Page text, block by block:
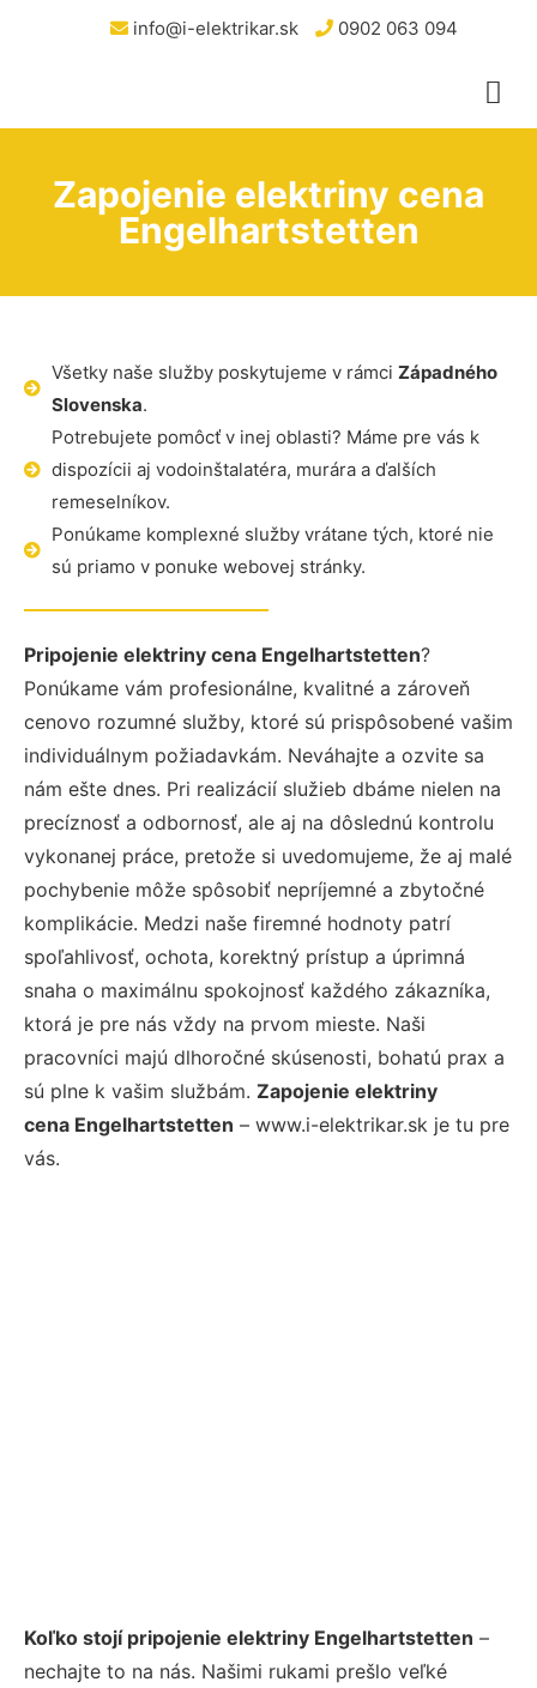
info@i-elektrikar.sk 0902 063 094
Zapojenie elektriny cena
Engelhartstetten
Všetky naše služby poskytujeme v rámci Západného
Slovenska.
Potrebujete pomôcť v inej oblasti? Máme pre vás k
dispozícii aj vodoinštalatéra, murára a ďalších
remeselníkov.
Ponúkame komplexné služby vrátane tých, ktoré nie
sú priamo v ponuke webovej stránky.
Pripojenie elektriny cena Engelhartstetten?
Ponúkame vám profesionálne, kvalitné a zároveň
cenovo rozumné služby, ktoré sú prispôsobené vašim
individuálnym požiadavkám. Neváhajte a ozvite sa
nám ešte dnes. Pri realizácií služieb dbáme nielen na
precíznosť a odbornosť, ale aj na dôslednú kontrolu
vykonanej práce, pretože si uvedomujeme, že aj malé
pochybenie môže spôsobiť nepríjemné a zbytočné
komplikácie. Medzi naše firemné hodnoty patrí
spoľahlivosť, ochota, korektný prístup a úprimná
snaha o maximálnu spokojnosť každého zákazníka,
ktorá je pre nás vždy na prvom mieste. Naši
pracovníci majú dlhoročné skúsenosti, bohatú prax a
sú plne k vašim službám. Zapojenie elektriny
cena Engelhartstetten – www.i-elektrikar.sk je tu pre
vás.
Koľko stojí pripojenie elektriny Engelhartstetten –
nechajte to na nás. Našimi rukami prešlo veľké